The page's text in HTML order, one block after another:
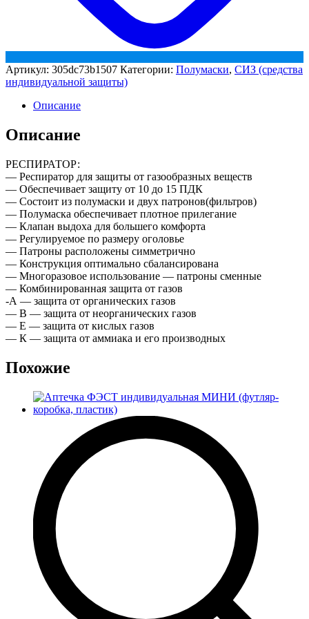
Артикул: 305dc73b1507 Категории: Полумаски, СИЗ (средства
индивидуальной защиты)
Описание
Описание
РЕСПИРАТОР:
— Респиратор для защиты от газообразных веществ
— Обеспечивает защиту от 10 до 15 ПДК
— Состоит из полумаски и двух патронов(фильтров)
— Полумаска обеспечивает плотное прилегание
— Клапан выдоха для большего комфорта
— Регулируемое по размеру оголовье
— Патроны расположены симметрично
— Конструкция оптимально сбалансирована
— Многоразовое использование — патроны сменные
— Комбинированная защита от газов
-А — защита от органических газов
— В — защита от неорганических газов
— Е — защита от кислых газов
— К — защита от аммиака и его производных
Похожие